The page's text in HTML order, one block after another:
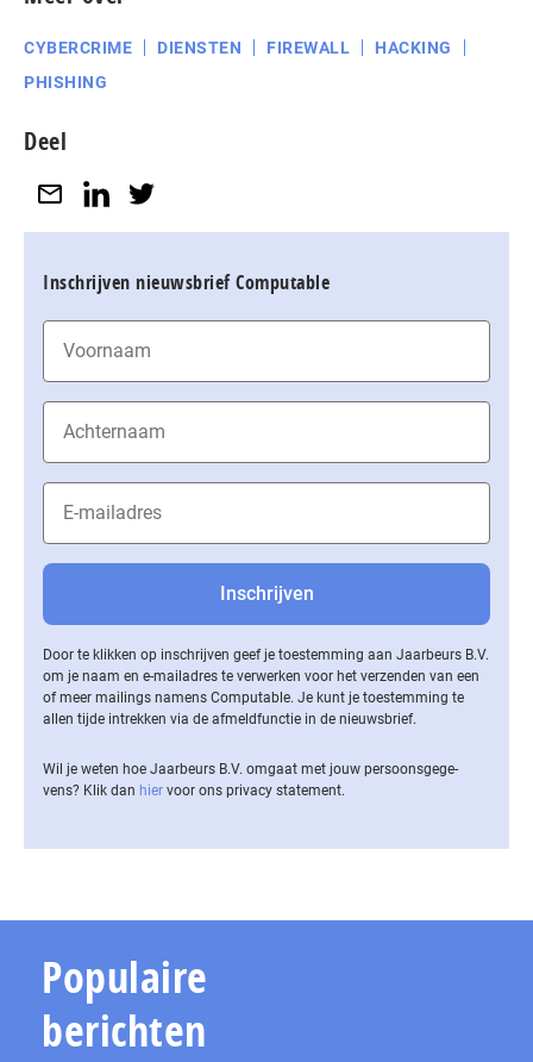
CYBERCRIME DIENSTEN FIREWALL
HACKING
PHISHING
Deel
Inschrijven nieuwsbrief Computable
Door te klikken op inschrijven geef je toestemming aan Jaarbeurs B.V.
om je naam en e-mailadres te verwerken voor het verzenden van een
of meer mailings namens Computable. Je kunt je toestemming te
allen tijde intrekken via de af­meld­func­tie in de nieuwsbrief.
Wil je weten hoe Jaarbeurs B.V. omgaat met jouw per­soons­ge­ge­
vens? Klik dan hier voor ons privacy statement.
Populaire
berichten